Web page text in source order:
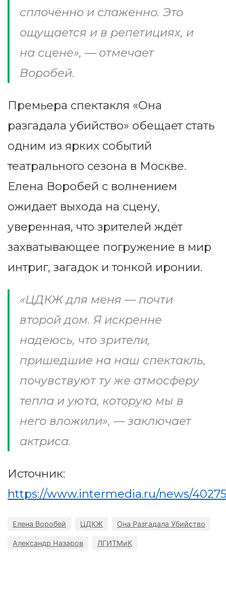
сплочённо и слаженно. Это
ощущается и в репетициях, и
на сцене», — отмечает
Воробей.
Премьера спектакля «Она
разгадала убийство» обещает стать
одним из ярких событий
театрального сезона в Москве.
Елена Воробей с волнением
ожидает выхода на сцену,
уверенная, что зрителей ждёт
захватывающее погружение в мир
интриг, загадок и тонкой иронии.
«ЦДКЖ для меня — почти
второй дом. Я искренне
надеюсь, что зрители,
пришедшие на наш спектакль,
почувствуют ту же атмосферу
тепла и уюта, которую мы в
него вложили», — заключает
актриса.
Источник:
https://www.intermedia.ru/news/
Елена Воробей ЦДКЖ Она Разгадала Убийство
Александр Назаров ЛГИТМиК